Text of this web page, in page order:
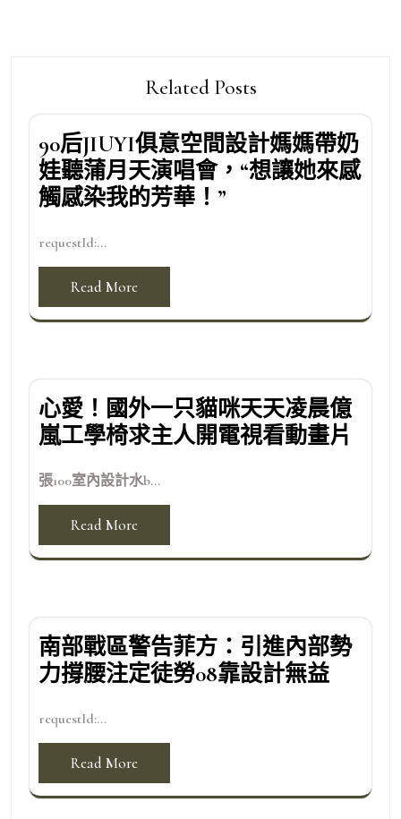
Related Posts
90后JIUYI俱意空間設計媽媽帶奶
娃聽蒲月天演唱會，“想讓她來感
觸感染我的芳華！”
requestId:...
Read More
心愛！國外一只貓咪天天凌晨億
嵐工學椅求主人開電視看動畫片
張100室內設計水b...
Read More
南部戰區警告菲方：引進內部勢
力撐腰注定徒勞08靠設計無益
requestId:...
Read More